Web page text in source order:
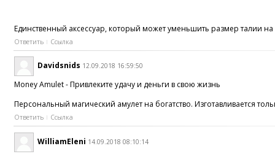
Единственный аксессуар, который может уменьшить размер талии
Ответить Ссылка
Davidsnids 12.09.2018 16:59:50
Money Amulet - Привлеките удачу и деньги в свою жизнь
Персональный магический амулет на богатство. Изготавливается
Ответить Ссылка
WilliamEleni 14.09.2018 08:10:14